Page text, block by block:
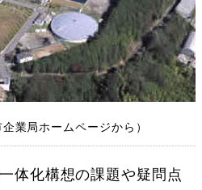
業局ホームページから）
体化構想の課題や疑問点